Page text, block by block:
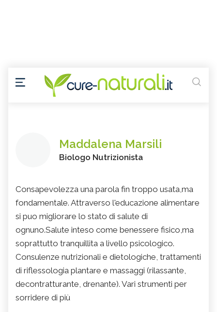
Maddalena Marsili
Biologo Nutrizionista
Consapevolezza una parola fin troppo usata,ma
fondamentale. Attraverso l'educazione alimentare
si puo migliorare lo stato di salute di
ognuno.Salute inteso come benessere fisico,ma
soprattutto tranquillita a livello psicologico.
Consulenze nutrizionali e dietologiche, trattamenti
di riflessologia plantare e massaggi (rilassante,
decontratturante, drenante). Vari strumenti per
sorridere di più